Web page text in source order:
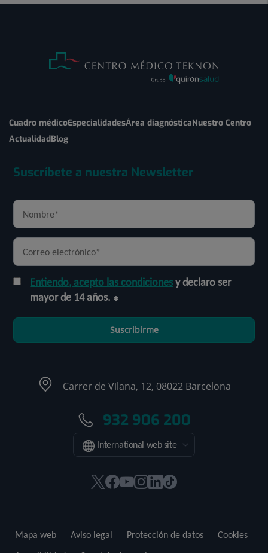
Cuadro médicoEspecialidadesÁrea diagnósticaNuestro Centro
ActualidadBlog
Suscríbete a nuestra Newsletter
Entiendo, acepto las condicionesy declaro ser
mayor de 14 años.
Suscribirme
Carrer de Vilana, 12, 08022 Barcelona
932 906 200
International web site
Este
en
Este
en
Este
en
Este
en
Este
en
Enlace
externa.
Mapa web Aviso legal Protección de datos
Cookies